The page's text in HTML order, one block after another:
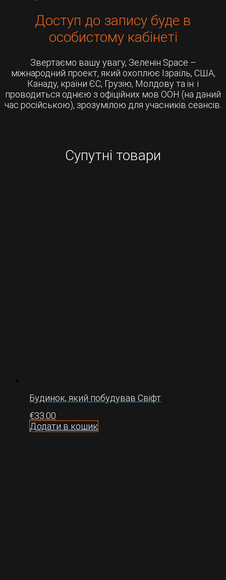
Доступ до запису буде в
особистому кабінеті
Звертаємо вашу увагу, Зеленін Space –
міжнародний проект, який охоплює Ізраїль, США,
Канаду, країни ЄС, Грузію, Молдову та ін. і
проводиться однією з офіційних мов ООН (на даний
час російською), зрозумілою для учасників сеансів.
Супутні товари
Будинок, який побудував Свіфт
€33.00
Додати в кошик